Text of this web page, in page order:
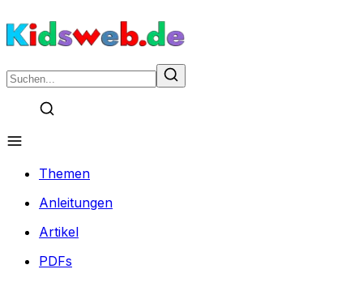
Themen
Anleitungen
Artikel
PDFs